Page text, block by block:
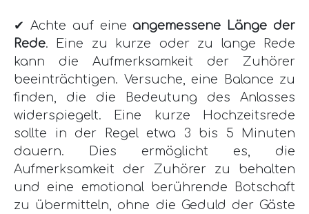
✔ Achte auf eine angemessene Länge der
Rede. Eine zu kurze oder zu lange Rede
kann die Aufmerksamkeit der Zuhörer
beeinträchtigen. Versuche, eine Balance zu
finden, die die Bedeutung des Anlasses
widerspiegelt. Eine kurze Hochzeitsrede
sollte in der Regel etwa 3 bis 5 Minuten
dauern. Dies ermöglicht es, die
Aufmerksamkeit der Zuhörer zu behalten
und eine emotional berührende Botschaft
zu übermitteln, ohne die Geduld der Gäste